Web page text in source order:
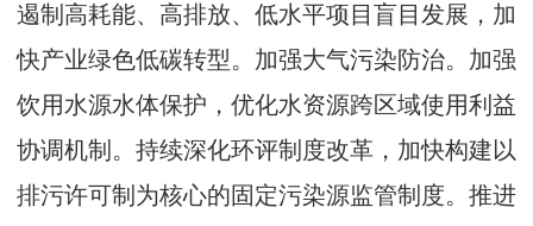
遏制高耗能、高排放、低水平项目盲目发展，加
快产业绿色低碳转型。加强大气污染防治。加强
饮用水源水体保护，优化水资源跨区域使用利益
协调机制。持续深化环评制度改革，加快构建以
排污许可制为核心的固定污染源监管制度。推进